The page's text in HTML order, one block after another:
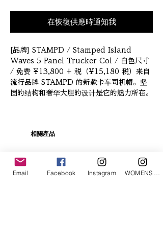
在恢復供應時通知我
[品牌] STAMPD / Stamped Island
Waves 5 Panel Trucker Col / 白色尺寸
/ 免费 ¥13,800 + 税（¥15,180 税）来自
流行品牌 STAMPD 的新款卡车司机帽。坚
固的结构和奢华大胆的设计是它的魅力所在。
相關產品
Email Facebook Instagram